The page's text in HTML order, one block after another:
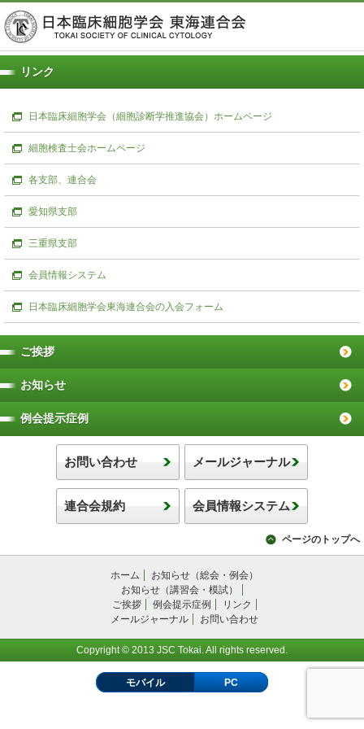
リンク
日本臨床細胞学会（細胞診断学推進協会）ホームページ
細胞検査士会ホームページ
各支部、連合会
愛知県支部
三重県支部
会員情報システム
日本臨床細胞学会東海連合会の入会フォーム
ご挨拶
お知らせ
例会提示症例
お問い合わせ メールジャーナル
連合会規約 会員情報システム
ページのトップへ
ホーム
お知らせ（総会・例会）
お知らせ（講習会・模試）
ご挨拶
例会提示症例
リンク
メールジャーナル
お問い合わせ
Copyright © 2013 JSC Tokai. All rights reserved.
モバイル PC